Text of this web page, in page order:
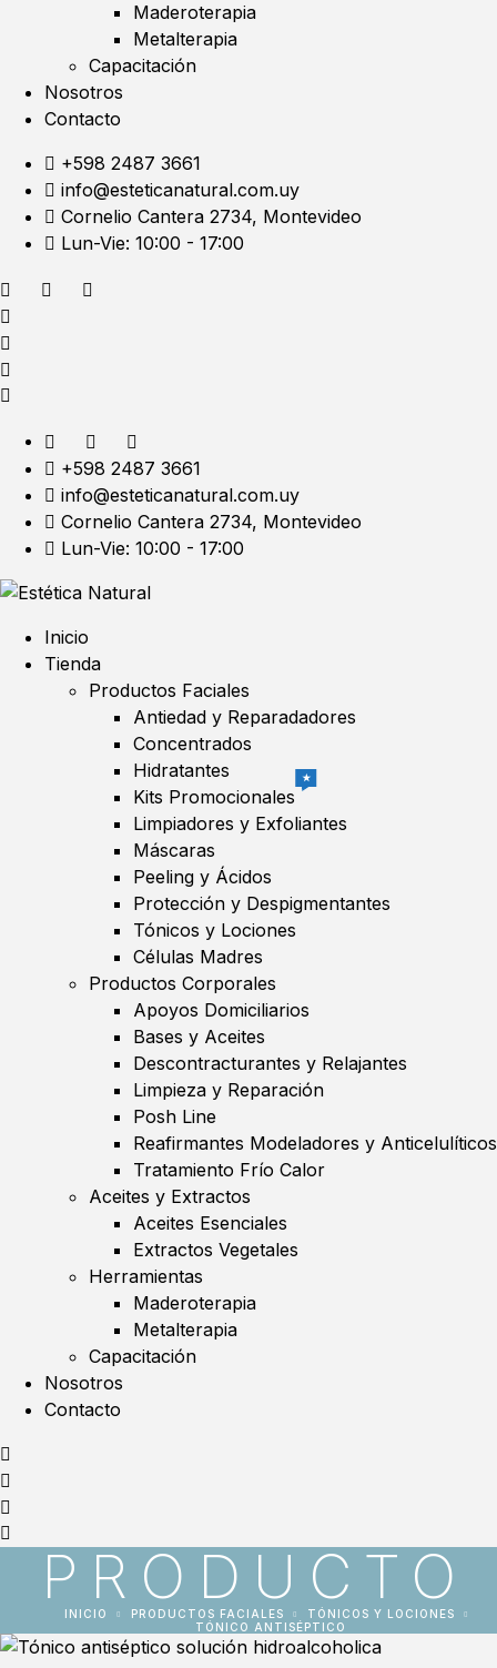
Maderoterapia
Metalterapia
Capacitación
Nosotros
Contacto
+598 2487 3661
info@esteticanatural.com.uy
Cornelio Cantera 2734, Montevideo
Lun-Vie: 10:00 - 17:00
+598 2487 3661
info@esteticanatural.com.uy
Cornelio Cantera 2734, Montevideo
Lun-Vie: 10:00 - 17:00
Inicio
Tienda
Productos Faciales
Antiedad y Reparadadores
Concentrados
Hidratantes
Kits Promocionales
★
Limpiadores y Exfoliantes
Máscaras
Peeling y Ácidos
Protección y Despigmentantes
Tónicos y Lociones
Células Madres
Productos Corporales
Apoyos Domiciliarios
Bases y Aceites
Descontracturantes y Relajantes
Limpieza y Reparación
Posh Line
Reafirmantes Modeladores y Anticelulíticos
Tratamiento Frío Calor
Aceites y Extractos
Aceites Esenciales
Extractos Vegetales
Herramientas
Maderoterapia
Metalterapia
Capacitación
Nosotros
Contacto
PRODUCTO
INICIO PRODUCTOS FACIALES
TÓNICOS Y LOCIONES
TÓNICO ANTISÉPTICO